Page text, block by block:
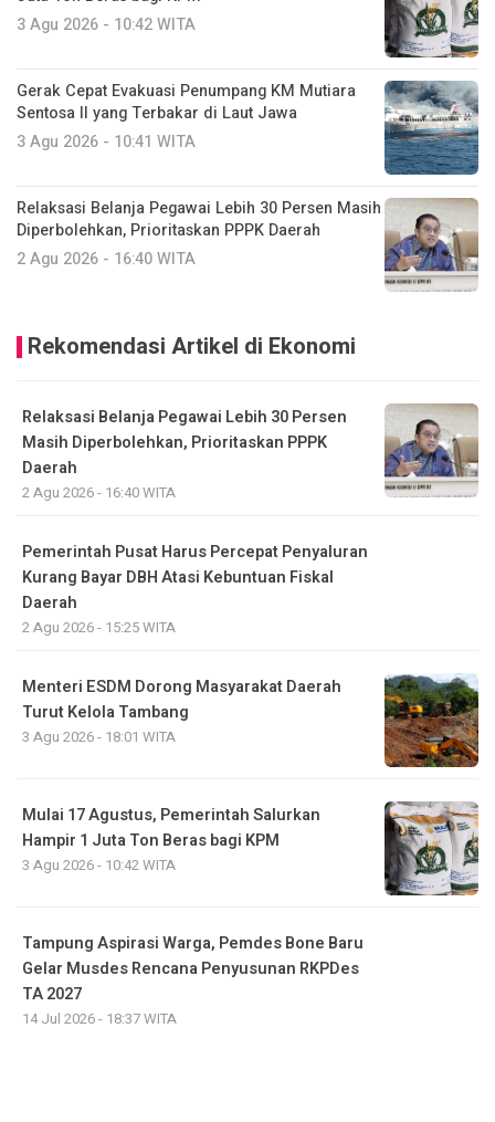
3 Agu 2026 - 10:42 WITA
Gerak Cepat Evakuasi Penumpang KM Mutiara
Sentosa II yang Terbakar di Laut Jawa
3 Agu 2026 - 10:41 WITA
Relaksasi Belanja Pegawai Lebih 30 Persen Masih
Diperbolehkan, Prioritaskan PPPK Daerah
2 Agu 2026 - 16:40 WITA
Rekomendasi Artikel di Ekonomi
Relaksasi Belanja Pegawai Lebih 30 Persen
Masih Diperbolehkan, Prioritaskan PPPK
Daerah
2 Agu 2026 - 16:40 WITA
Pemerintah Pusat Harus Percepat Penyaluran
Kurang Bayar DBH Atasi Kebuntuan Fiskal
Daerah
2 Agu 2026 - 15:25 WITA
Menteri ESDM Dorong Masyarakat Daerah
Turut Kelola Tambang
3 Agu 2026 - 18:01 WITA
Mulai 17 Agustus, Pemerintah Salurkan
Hampir 1 Juta Ton Beras bagi KPM
3 Agu 2026 - 10:42 WITA
Tampung Aspirasi Warga, Pemdes Bone Baru
Gelar Musdes Rencana Penyusunan RKPDes
TA 2027
14 Jul 2026 - 18:37 WITA